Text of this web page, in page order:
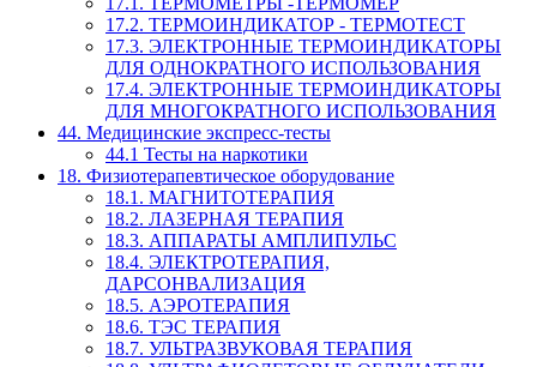
17.2. ТЕРМОИНДИКАТОР - ТЕРМОТЕСТ
17.3. ЭЛЕКТРОННЫЕ ТЕРМОИНДИКАТОРЫ
ДЛЯ ОДНОКРАТНОГО ИСПОЛЬЗОВАНИЯ
17.4. ЭЛЕКТРОННЫЕ ТЕРМОИНДИКАТОРЫ
ДЛЯ МНОГОКРАТНОГО ИСПОЛЬЗОВАНИЯ
44. Медицинские экспресс-тесты
44.1 Тесты на наркотики
18. Физиотерапевтическое оборудование
18.1. МАГНИТОТЕРАПИЯ
18.2. ЛАЗЕРНАЯ ТЕРАПИЯ
18.3. АППАРАТЫ АМПЛИПУЛЬС
18.4. ЭЛЕКТРОТЕРАПИЯ,
ДАРСОНВАЛИЗАЦИЯ
18.5. АЭРОТЕРАПИЯ
18.6. ТЭС ТЕРАПИЯ
18.7. УЛЬТРАЗВУКОВАЯ ТЕРАПИЯ